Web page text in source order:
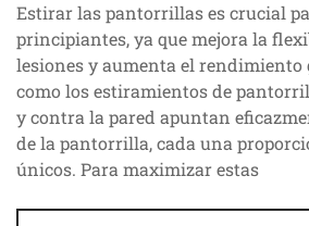
Estirar las pantorrillas es crucial
principiantes, ya que mejora la
lesiones y aumenta el rendimiento
como los estiramientos de
y contra la pared apuntan
de la pantorrilla, cada una
únicos. Para maximizar estas